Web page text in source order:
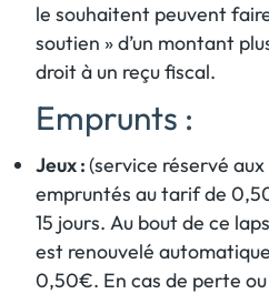
le souhaitent peuvent
soutien » d’un montant
droit à un reçu fiscal.
Emprunts :
Jeux :(service réservé
empruntés au tarif de
15 jours. Au bout de ce
est renouvelé
0,50€. En cas de perte